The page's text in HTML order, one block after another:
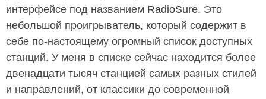
интерфейсе под названием RadioSure. Это
небольшой проигрыватель, который содержит в
себе по-настоящему огромный список доступных
станций. У меня в списке сейчас находится более
двенадцати тысяч станцией самых разных стилей
и направлений, от классики до современной